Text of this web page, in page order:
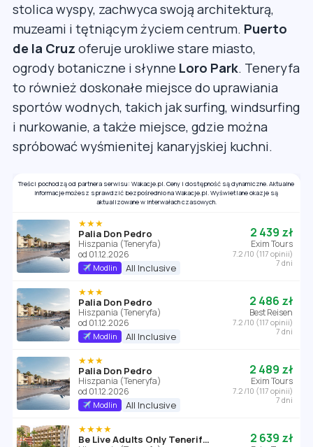
stolica wyspy, zachwyca swoją architekturą,
muzeami i tętniącym życiem centrum. Puerto
de la Cruz oferuje urokliwe stare miasto,
ogrody botaniczne i słynne Loro Park. Teneryfa
to również doskonałe miejsce do uprawiania
sportów wodnych, takich jak surfing, windsurfing
i nurkowanie, a także miejsce, gdzie można
spróbować wyśmienitej kanaryjskiej kuchni.
Treści pochodzą od partnera serwisu: Wakacje.pl. Ceny i dostępność są dynamiczne. Aktualne
informacje możesz sprawdzić bezpośrednio na Wakacje.pl. Wyświetlane okazje są
aktualizowane w interwałach czasowych.
★★★
Palia Don Pedro
Hiszpania (Teneryfa)
od 01.12.2026
Modlin All Inclusive
2 439 zł
Exim Tours
7.2 /10 (117 opinii)
7 dni
★★★
Palia Don Pedro
Hiszpania (Teneryfa)
od 01.12.2026
Modlin All Inclusive
2 486 zł
Best Reisen
7.2 /10 (117 opinii)
7 dni
★★★
Palia Don Pedro
Hiszpania (Teneryfa)
od 01.12.2026
Modlin All Inclusive
2 489 zł
Exim Tours
7.2 /10 (117 opinii)
7 dni
★★★★
Be Live Adults Only Tenerife (ex Be Live Experience)
2 639 zł